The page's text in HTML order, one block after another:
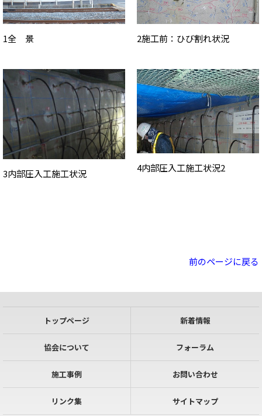
1全 景 2施工前：ひび割れ状況
3内部圧入工施工状況 4内部圧入工施工状況2
前のページに戻る
トップページ 新着情報
協会について フォーラム
施工事例 お問い合わせ
リンク集 サイトマップ